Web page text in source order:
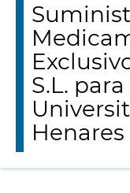
S.L.
Henares